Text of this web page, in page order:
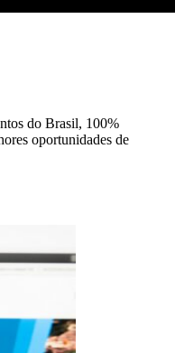
do Brasil, 100%
oportunidades de